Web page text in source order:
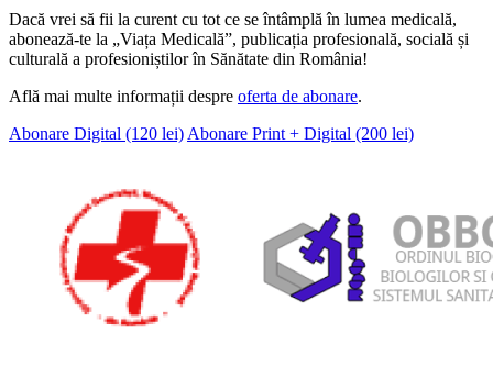
Dacă vrei să fii la curent cu tot ce se întâmplă în lumea medicală,
abonează-te la „Viața Medicală”, publicația profesională, socială și
culturală a profesioniștilor în Sănătate din România!
Află mai multe informații despre oferta de abonare.
Abonare Digital (120 lei) Abonare Print + Digital (200 lei)